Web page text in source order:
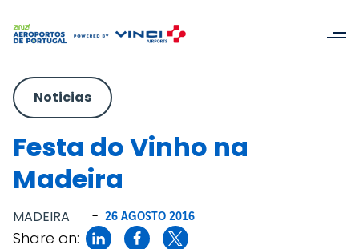
Noticias
Festa do Vinho na
Madeira
MADEIRA - 26 AGOSTO 2016
Share on: